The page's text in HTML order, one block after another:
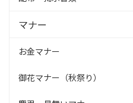
マナー
お金マナー
御花マナー（秋祭り）